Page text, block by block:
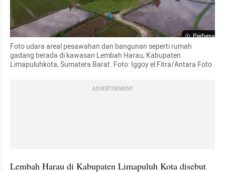
Perbesar
Foto udara areal pesawahan dan bangunan seperti rumah
gadang berada di kawasan Lembah Harau, Kabupaten
Limapuluhkota, Sumatera Barat. Foto: Iggoy el Fitra/Antara Foto
ADVERTISEMENT
Lembah Harau di Kabupaten Limapuluh Kota disebut